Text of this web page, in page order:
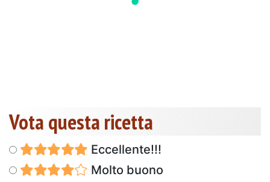
Vota questa ricetta
Eccellente!!!
Molto buono